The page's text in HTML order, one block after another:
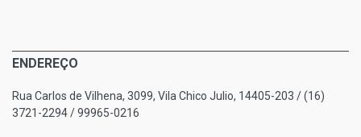
ENDEREÇO
Rua Carlos de Vilhena, 3099, Vila Chico Julio, 14405-203 / (16)
3721-2294 / 99965-0216